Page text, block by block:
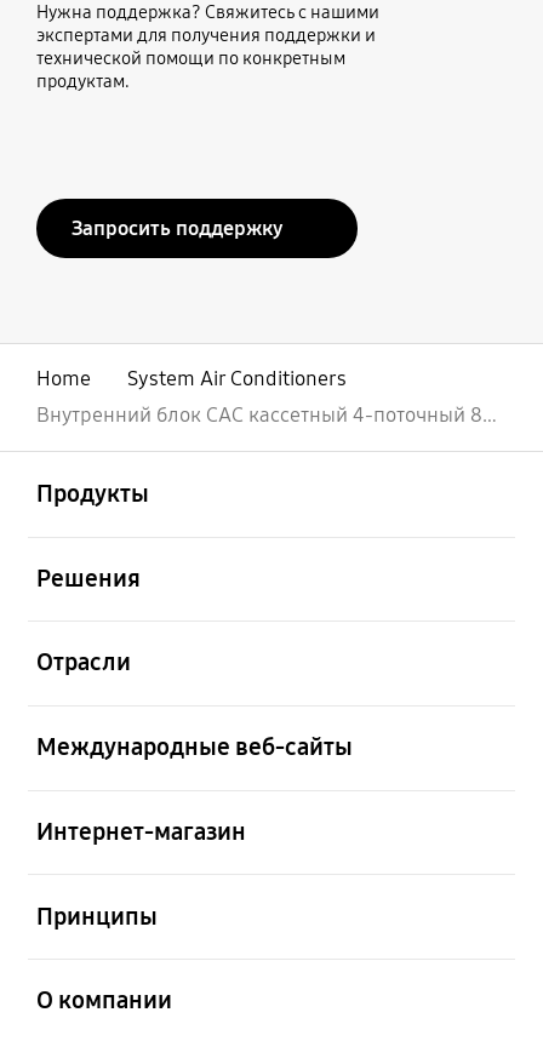
Нужна поддержка? Свяжитесь с нашими
экспертами для получения поддержки и
технической помощи по конкретным
продуктам.
Запросить поддержку
Home
System Air Conditioners
Внутренний блок CAC кассетный 4-поточный 840мм х 840мм WindFree
Продукты
Решения
Отрасли
Международные веб-сайты
Интернет-магазин
Принципы
О компании